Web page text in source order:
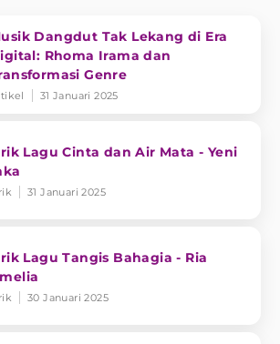
Dangdut Tak Lekang di Era
Rhoma Irama dan
Genre
31 Januari 2025
Lagu Cinta dan Air Mata - Yeni
31 Januari 2025
Lagu Tangis Bahagia - Ria
30 Januari 2025